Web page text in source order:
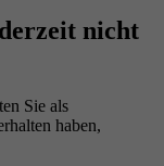
nicht
Sie als
haben,